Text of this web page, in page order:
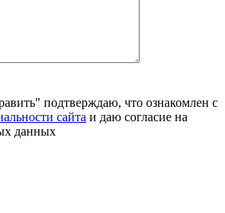
подтверждаю, что ознакомлен с
сайта и даю согласие на
данных